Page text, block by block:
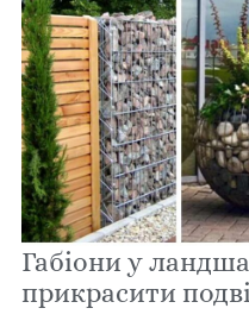
Габіони у
прикрасити